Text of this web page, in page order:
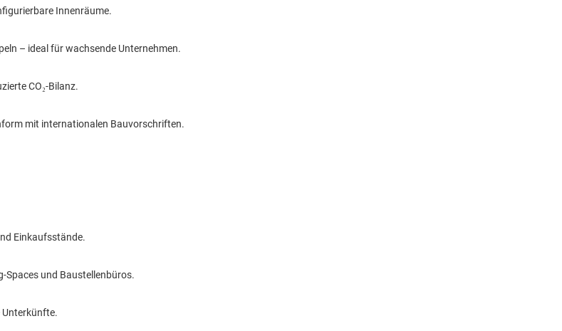
Innenräume.
– ideal für wachsende Unternehmen.
CO₂-Bilanz.
mit internationalen Bauvorschriften.
Einkaufsstände.
Spaces und Baustellenbüros.
Unterkünfte.